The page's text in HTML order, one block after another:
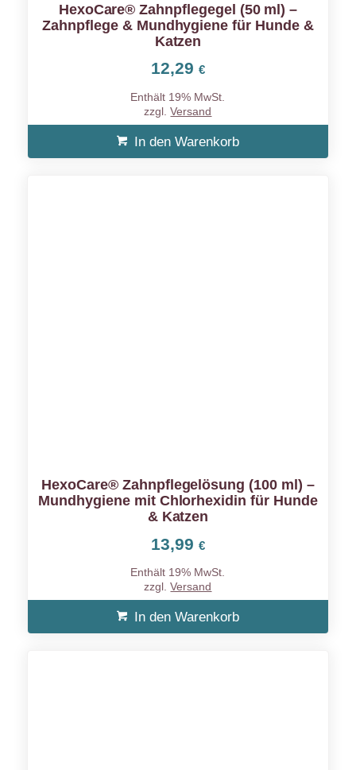
HexoCare® Zahnpflegegel (50 ml) –
Zahnpflege & Mundhygiene für Hunde &
Katzen
12,29 €
Enthält 19% MwSt.
zzgl.Versand
In den Warenkorb
HexoCare® Zahnpflegelösung (100 ml) –
Mundhygiene mit Chlorhexidin für Hunde
& Katzen
13,99 €
Enthält 19% MwSt.
zzgl.Versand
In den Warenkorb